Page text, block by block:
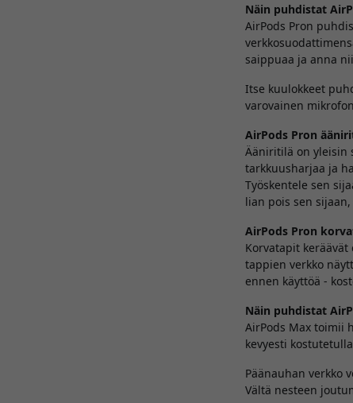
Näin puhdistat
AirPods Pron
saippuaa ja anna
Itse kuulokkeet
varovainen
AirPods Pron
Ääniritilä on yleisin
tarkkuusharjaa ja
Työskentele sen
lian pois sen
AirPods Pron
Korvatapit
tappien verkko
ennen käyttöä -
Näin puhdistat
AirPods Max toimii
kevyesti
Päänauhan verkko
Vältä nesteen